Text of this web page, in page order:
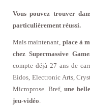
Vous pouvez trouver
particulièrement réussi.
Mais maintenant, place à
chez Supermassive
compte déjà 27 ans de
Eidos, Electronic Arts,
Microprose. Bref, une
jeu-vidéo